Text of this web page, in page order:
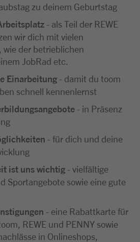
zu deinem Geburtstag
- als Teil der REWE
wir dich mit vielen
wie der betrieblichen
JobRad etc.
Einarbeitung - damit du toom
schnell kennenlernst
- in Präsenz
- für dich und deine
ist uns wichtig - vielfältige
Sportangebote sowie eine gute
- eine Rabattkarte für
REWE und PENNY sowie
in Onlineshops,